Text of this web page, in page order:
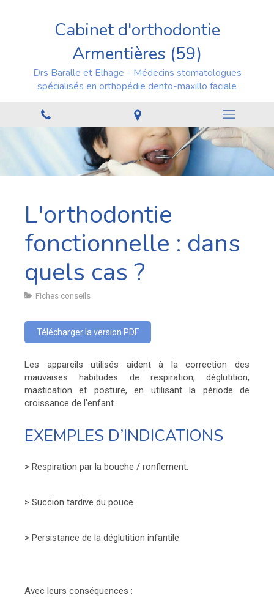
Cabinet d'orthodontie
Armentières (59)
Drs Baralle et Elhage - Médecins stomatologues
spécialisés en orthopédie dento-maxillo faciale
L'orthodontie
fonctionnelle : dans
quels cas ?
Fiches conseils
Télécharger la version PDF
Les appareils utilisés aident à la correction des
mauvaises habitudes de respiration, déglutition,
mastication et posture, en utilisant la période de
croissance de l’enfant.
EXEMPLES D’INDICATIONS
> Respiration par la bouche / ronflement.
> Succion tardive du pouce.
> Persistance de la déglutition infantile.
Avec leurs conséquences :